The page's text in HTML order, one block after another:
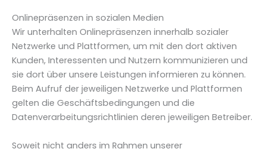
Onlinepräsenzen in sozialen Medien
Wir unterhalten Onlinepräsenzen innerhalb sozialer
Netzwerke und Plattformen, um mit den dort aktiven
Kunden, Interessenten und Nutzern kommunizieren und
sie dort über unsere Leistungen informieren zu können.
Beim Aufruf der jeweiligen Netzwerke und Plattformen
gelten die Geschäftsbedingungen und die
Datenverarbeitungsrichtlinien deren jeweiligen Betreiber.
Soweit nicht anders im Rahmen unserer